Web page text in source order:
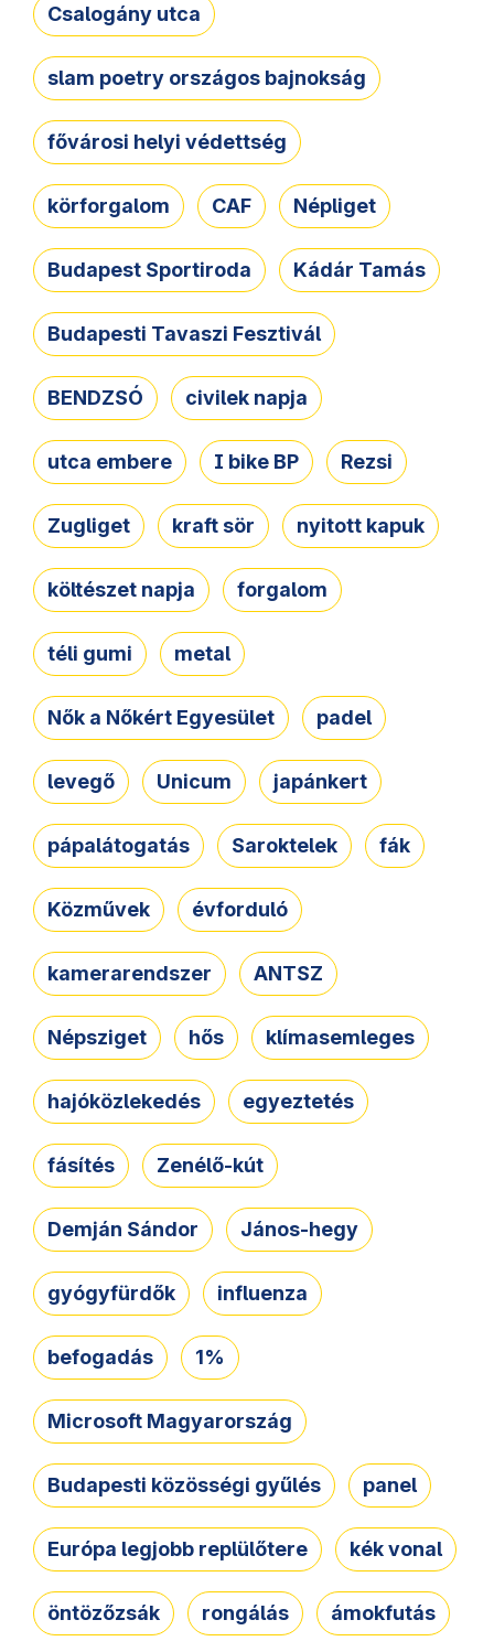
Csalogány utca
slam poetry országos bajnokság
fővárosi helyi védettség
körforgalom CAF Népliget
Budapest Sportiroda Kádár Tamás
Budapesti Tavaszi Fesztivál
BENDZSÓ civilek napja
utca embere I bike BP Rezsi
Zugliget kraft sör nyitott kapuk
költészet napja forgalom
téli gumi metal
Nők a Nőkért Egyesület padel
levegő Unicum japánkert
pápalátogatás Saroktelek fák
Közművek évforduló
kamerarendszer ANTSZ
Népsziget hős klímasemleges
hajóközlekedés egyeztetés
fásítés Zenélő-kút
Demján Sándor János-hegy
gyógyfürdők influenza
befogadás 1%
Microsoft Magyarország
Budapesti közösségi gyűlés panel
Európa legjobb replülőtere kék vonal
öntözőzsák rongálás ámokfutás